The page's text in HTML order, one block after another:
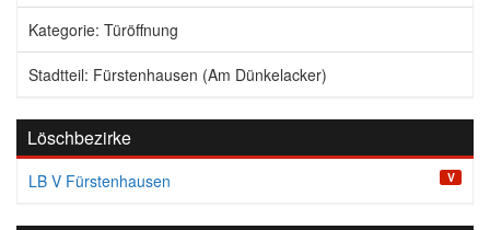
Kategorie: Türöffnung
Stadtteil: Fürstenhausen (Am Dünkelacker)
Löschbezirke
LB V Fürstenhausen V